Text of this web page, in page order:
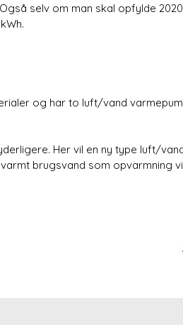
selv om man skal opfylde
og har to luft/vand
Her vil en ny type luft/
brugsvand som opvarm­ning